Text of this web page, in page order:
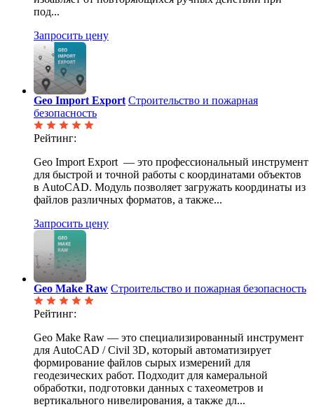
под...
Запросить цену
Geo Import Export Строительство и пожарная
безопасность
Рейтинг:
Geo Import Export — это профессиональный инструмент
для быстрой и точной работы с координатами объектов
в AutoCAD. Модуль позволяет загружать координаты из
файлов различных форматов, а также...
Запросить цену
Geo Make Raw Строительство и пожарная безопасность
Рейтинг:
Geo Make Raw — это специализированный инструмент
для AutoCAD / Civil 3D, который автоматизирует
формирование файлов сырых измерений для
геодезических работ. Подходит для камеральной
обработки, подготовки данных с тахеометров и
вертикального нивелирования, а также дл...